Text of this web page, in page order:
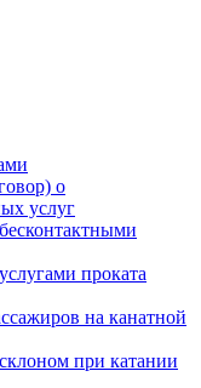
о
услуг
проката
на канатной
при катании